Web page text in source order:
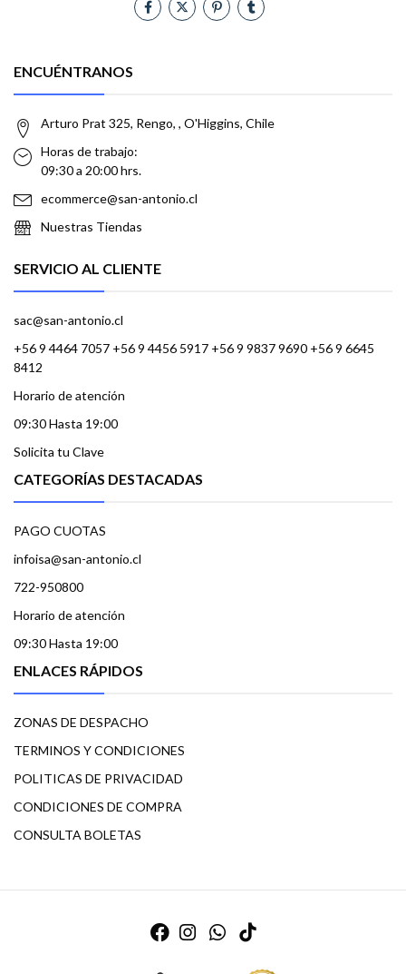
ENCUÉNTRANOS
Arturo Prat 325, Rengo, , O'Higgins, Chile
Horas de trabajo:
09:30 a 20:00 hrs.
ecommerce@san-antonio.cl
Nuestras Tiendas
SERVICIO AL CLIENTE
sac@san-antonio.cl
+56 9 4464 7057 +56 9 4456 5917 +56 9 9837 9690 +56 9 6645
8412
Horario de atención
09:30 Hasta 19:00
Solicita tu Clave
CATEGORÍAS DESTACADAS
PAGO CUOTAS
infoisa@san-antonio.cl
722-950800
Horario de atención
09:30 Hasta 19:00
ENLACES RÁPIDOS
ZONAS DE DESPACHO
TERMINOS Y CONDICIONES
POLITICAS DE PRIVACIDAD
CONDICIONES DE COMPRA
CONSULTA BOLETAS